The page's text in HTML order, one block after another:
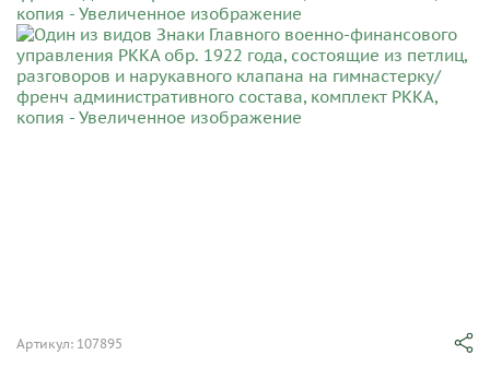
Артикул: 107895